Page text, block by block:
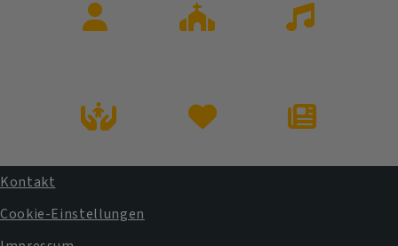
Kontakte Gottesdienste
Kirchenmusik
ÜbersichtsseiteÜbersichtsseiteDer
Fußbereichsmenü
Kontakt
Cookie-Einstellungen